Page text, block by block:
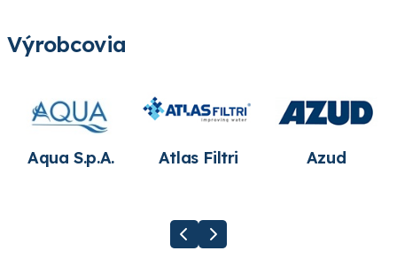
Výrobcovia
Aqua S.p.A. Atlas Filtri Azud